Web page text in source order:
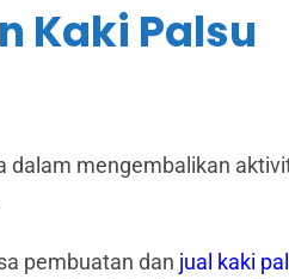
Kaki Palsu
mengembalikan
pembuatan dan jual kaki